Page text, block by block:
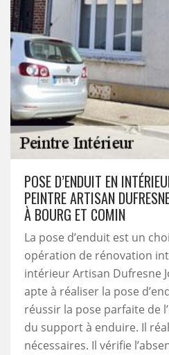
POSE D’ENDUIT EN
PEINTRE ARTISAN
À BOURG ET COMIN
La pose d’enduit est un
opération de rénovation
intérieur Artisan Dufresne
apte à réaliser la pose
réussir la pose parfaite de
du support à enduire. Il
nécessaires. Il vérifie